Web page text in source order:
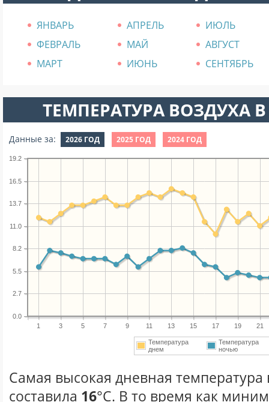
ЯНВАРЬ АПРЕЛЬ
ИЮЛЬ
ФЕВРАЛЬ
МАЙ
АВГУСТ
МАРТ
ИЮНЬ СЕНТЯБРЬ
ТЕМПЕРАТУРА ВОЗДУХА В
Данные за: 2026 ГОД 2025 ГОД 2024 ГОД
1 3 5 7 9 11 13 15 17 19 21
0.0
2.7
5.5
8.2
11.0
13.7
16.5
19.2
Температура
днем
Температура
ночью
Самая высокая дневная температура
составила 16°С. В то время как